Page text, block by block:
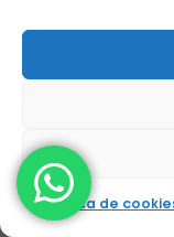
Política de
CLÍNICA
Disponemos
en